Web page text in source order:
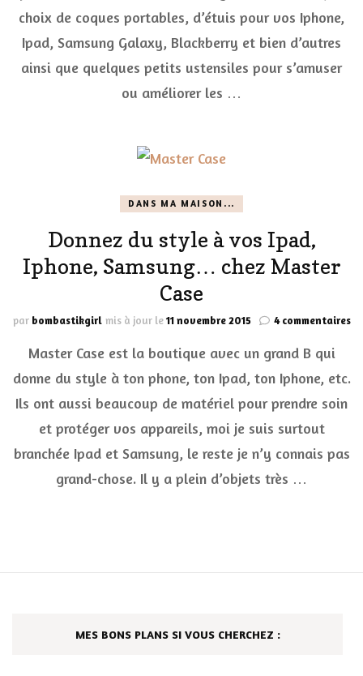
choix de coques portables, d’étuis pour vos Iphone,
Ipad, Samsung Galaxy, Blackberry et bien d’autres
ainsi que quelques petits ustensiles pour s’amuser
ou améliorer les …
DANS MA MAISON...
Donnez du style à vos Ipad,
Iphone, Samsung… chez Master
Case
par bombastikgirl mis à jour le11 novembre 2015 4 commentaires
à
Master Case est la boutique avec un grand B qui
donne du style à ton phone, ton Ipad, ton Iphone, etc.
Ils ont aussi beaucoup de matériel pour prendre soin
et protéger vos appareils, moi je suis surtout
branchée Ipad et Samsung, le reste je n’y connais pas
grand-chose. Il y a plein d’objets très …
MES BONS PLANS SI VOUS CHERCHEZ :